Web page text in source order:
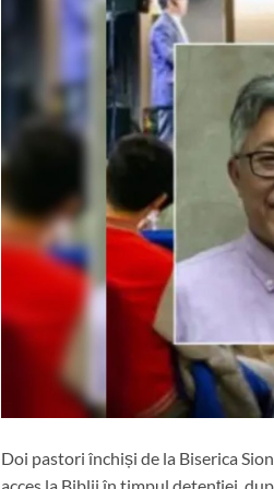
Doi pastori închiși de la Biserica
acces la Biblii în timpul detenției,